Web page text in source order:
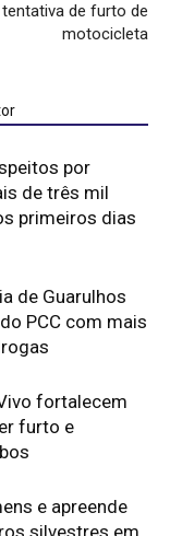
tentativa de furto de
motocicleta
por
de três mil
primeiros dias
de Guarulhos
PCC com mais
fortalecem
furto e
e apreende